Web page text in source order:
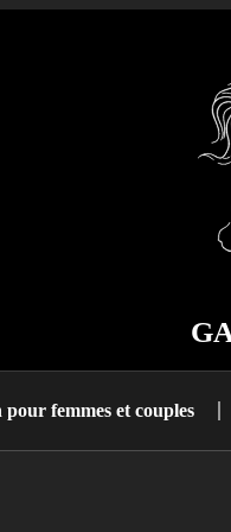
pour femmes et couples